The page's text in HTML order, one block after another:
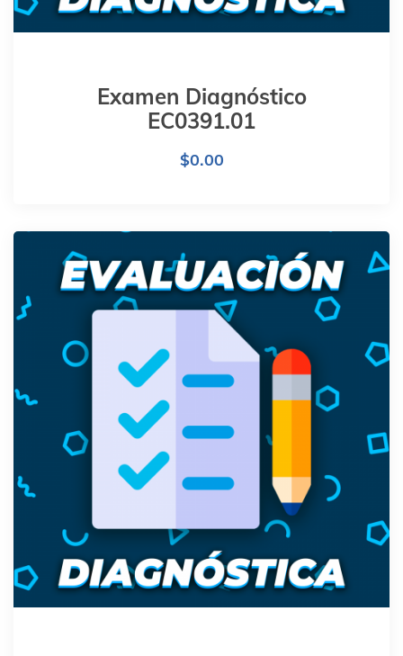
Examen Diagnóstico
EC0391.01
$0.00